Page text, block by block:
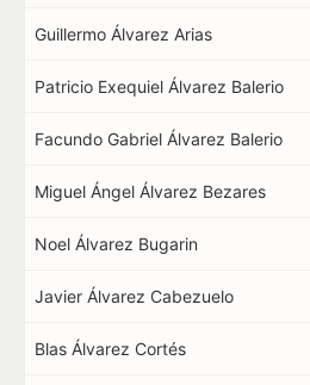
Guillermo Álvarez Arias
Patricio Exequiel Álvarez Balerio
Facundo Gabriel Álvarez Balerio
Miguel Ángel Álvarez Bezares
Noel Álvarez Bugarin
Javier Álvarez Cabezuelo
Blas Álvarez Cortés